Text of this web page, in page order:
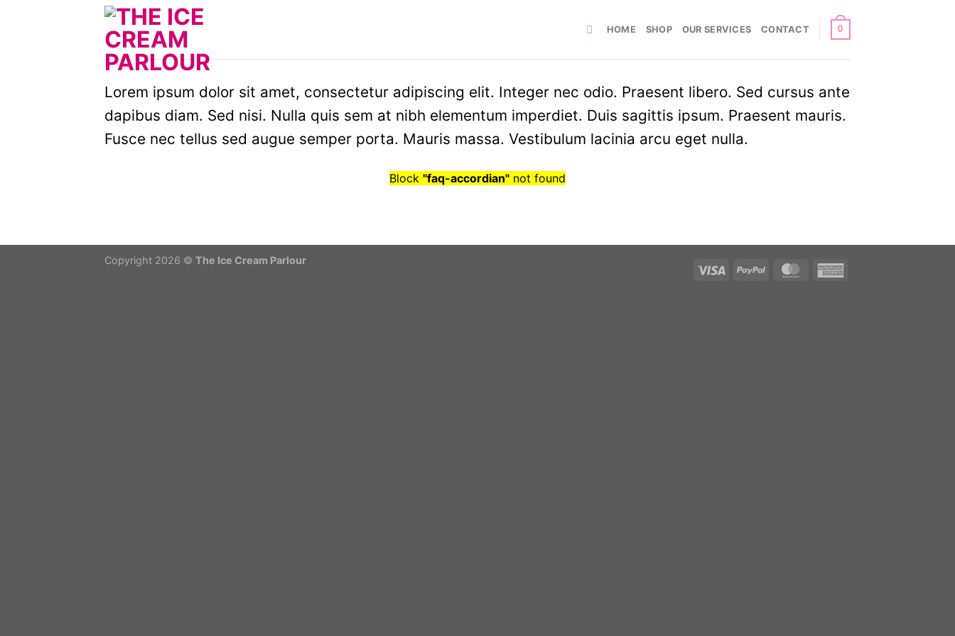
HOME SHOP OUR SERVICES CONTACT 0
Lorem ipsum dolor sit amet, consectetur adipiscing elit. Integer nec odio. Praesent libero. Sed cursus ante
dapibus diam. Sed nisi. Nulla quis sem at nibh elementum imperdiet. Duis sagittis ipsum. Praesent mauris.
Fusce nec tellus sed augue semper porta. Mauris massa. Vestibulum lacinia arcu eget nulla.
Block "faq-accordian" not found
Copyright 2026 © The Ice Cream Parlour